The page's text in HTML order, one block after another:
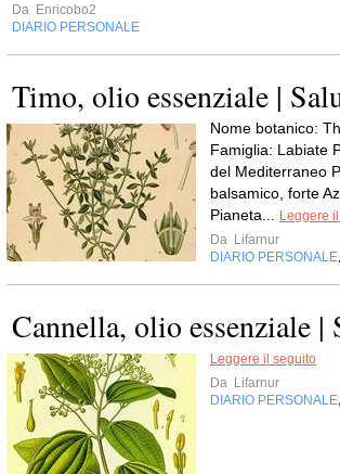
Da Enricobo2
DIARIO PERSONALE
Timo, olio essenziale |
Nome botanico:
Famiglia: Labiate
del Mediterraneo
balsamico, forte
Pianeta...
Leggere
Da Lifarnur
DIARIO PERSONALE
Cannella, olio essenziale |
Leggere il seguito
Da Lifarnur
DIARIO PERSONALE